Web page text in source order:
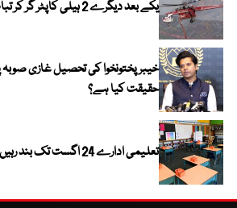
یکے بعد دیگرے 2 ہیلی کاپٹر گر کر تباہ؛ متعدد ہلاکتیں
خیبر پختونخوا کی تحصیل غازی
حقیقت کیا ہے؟
تعلیمی ادارے 24 اگست تک بند رہیں گے، رانا سکندر حیات